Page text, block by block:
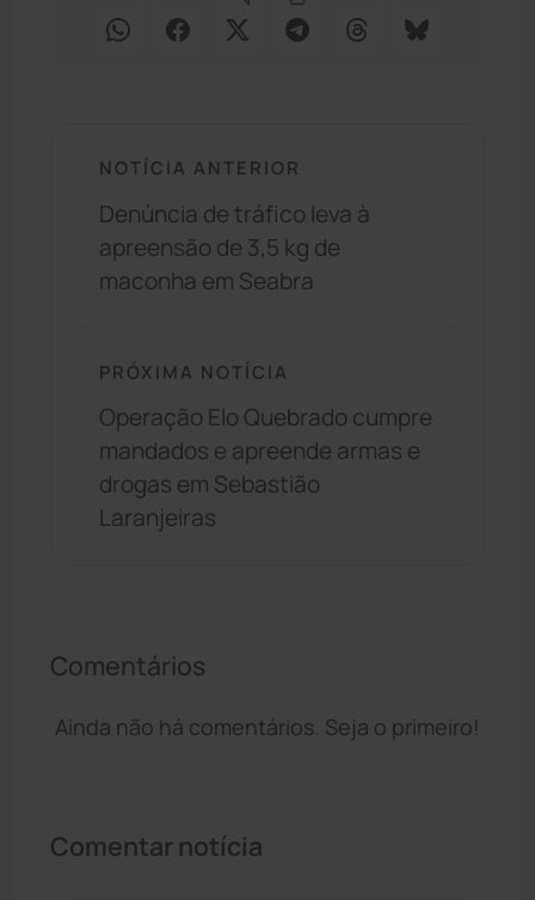
NOTÍCIA ANTERIOR
Denúncia de tráfico leva à
apreensão de 3,5 kg de
maconha em Seabra
PRÓXIMA NOTÍCIA
Operação Elo Quebrado cumpre
mandados e apreende armas e
drogas em Sebastião
Laranjeiras
Comentários
Ainda não há comentários. Seja o primeiro!
Comentar notícia